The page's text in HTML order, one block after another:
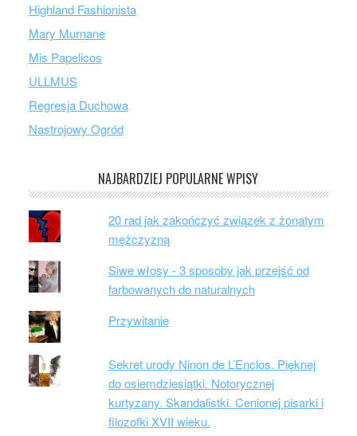
Highland Fashionista
Mary Murnane
Mis Papelicos
ULLMUS
Regresja Duchowa
Nastrojowy Ogród
NAJBARDZIEJ POPULARNE WPISY
20 rad jak zakończyć związek z żonatym
mężczyzną
Siwe włosy - 3 sposoby jak przejść od
farbowanych do naturalnych
Przywitanie
Sekret urody Ninon de L’Enclos. Pięknej
do osiemdziesiątki. Notorycznej
kurtyzany. Skandalistki. Cenionej pisarki i
filozofki XVII wieku.